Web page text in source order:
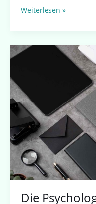
Weiterlesen »
Die
Die
im
Druckdesign